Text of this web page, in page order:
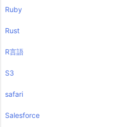
Ruby
Rust
R言語
S3
safari
Salesforce